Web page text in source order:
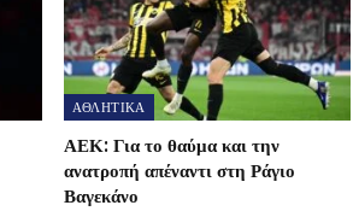
ΑΘΛΗΤΙΚΑ
ΑΕΚ: Για το θαύμα και την
ανατροπή απέναντι στη Ράγιο
Βαγεκάνο